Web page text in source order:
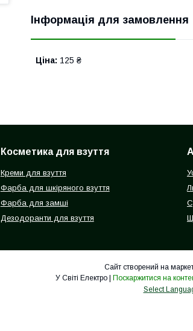
Інформація для замовлення
Ціна: 125 ₴
Косметика для взуття
Креми для взуття
Фарба для шкіряного взуття
Фарба для замші
Дезодоранти для взуття
Сайт створений на
У Світі Електро | Поскаржитися на
Select